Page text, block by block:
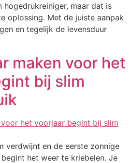
hogedrukreiniger, maar dat is
oplossing. Met de juiste aanpak
en tegelijk de levensduur
maken voor het
bij slim
verdwijnt en de eerste zonnige
het weer te kriebelen. Je